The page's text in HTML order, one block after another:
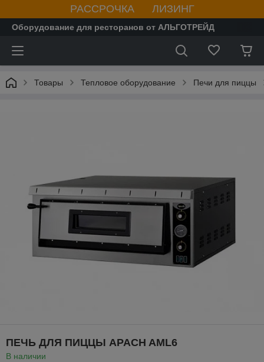
РАССРОЧКА ЛИЗИНГ
Оборудование для ресторанов от АЛЬГОТРЕЙД
Товары Тепловое оборудование Печи для пиццы
ПЕЧЬ ДЛЯ ПИЦЦЫ APACH AML6
В наличии